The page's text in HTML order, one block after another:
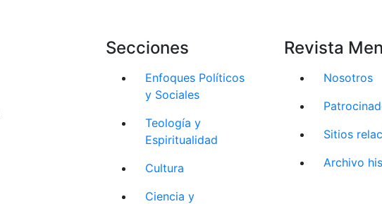
Secciones
Enfoques Políticos
y Sociales
Teología y
Espiritualidad
Cultura
Ciencia y
Revista
Nosotros
Sitios
Archivo